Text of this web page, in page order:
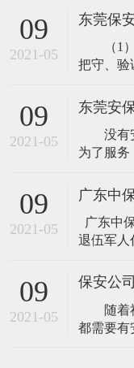
09
2021-05
东莞保
（1）
把守、
止无关
对出入的
行查验
指挥、疏
09
2021-05
没有安
为了服务
重。根据
订科学、
系，与
商请“片
及防范的
09
2021-05
退伍军人代表座谈
祝节日，
召开“八一”座谈会
09
2021-05
保安公
随着社
都需要有